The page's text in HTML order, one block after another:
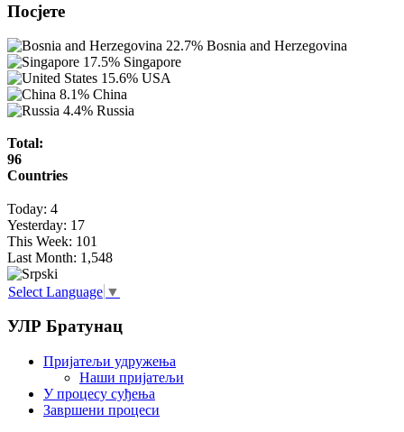
Посјете
22.7% Bosnia and Herzegovina
17.5% Singapore
15.6% USA
8.1% China
4.4% Russia
Total:
96
Countries
Today: 4
Yesterday: 17
This Week: 101
Last Month: 1,548
Select Language ▼
УЛР Братунац
Пријатељи удружења
Наши пријатељи
У процесу суђења
Завршени процеси